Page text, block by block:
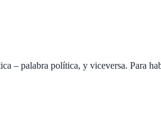
– palabra política, y viceversa. Para